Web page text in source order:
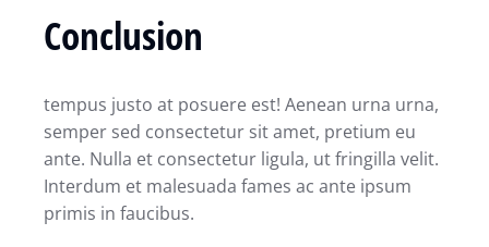
Conclusion
tempus justo at posuere est! Aenean urna urna,
semper sed consectetur sit amet, pretium eu
ante. Nulla et consectetur ligula, ut fringilla velit.
Interdum et malesuada fames ac ante ipsum
primis in faucibus.